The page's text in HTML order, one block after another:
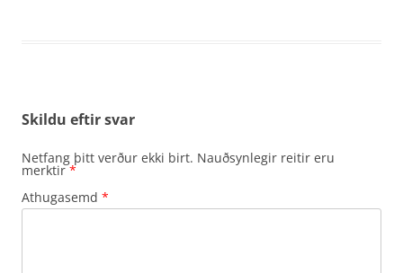
Skildu eftir svar
Netfang þitt verður ekki birt. Nauðsynlegir reitir eru
merktir*
Athugasemd *